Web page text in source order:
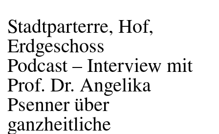
Neuigkeiten
Stadtparterre, Hof,
Erdgeschoss
Podcast – Interview mit
Prof. Dr. Angelika
Psenner über
ganzheitliche